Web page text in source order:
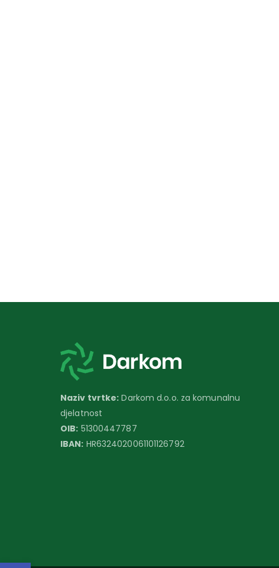
Naziv tvrtke: Darkom d.o.o. za komunalnu
djelatnost
OIB: 51300447787
IBAN: HR6324020061101126792